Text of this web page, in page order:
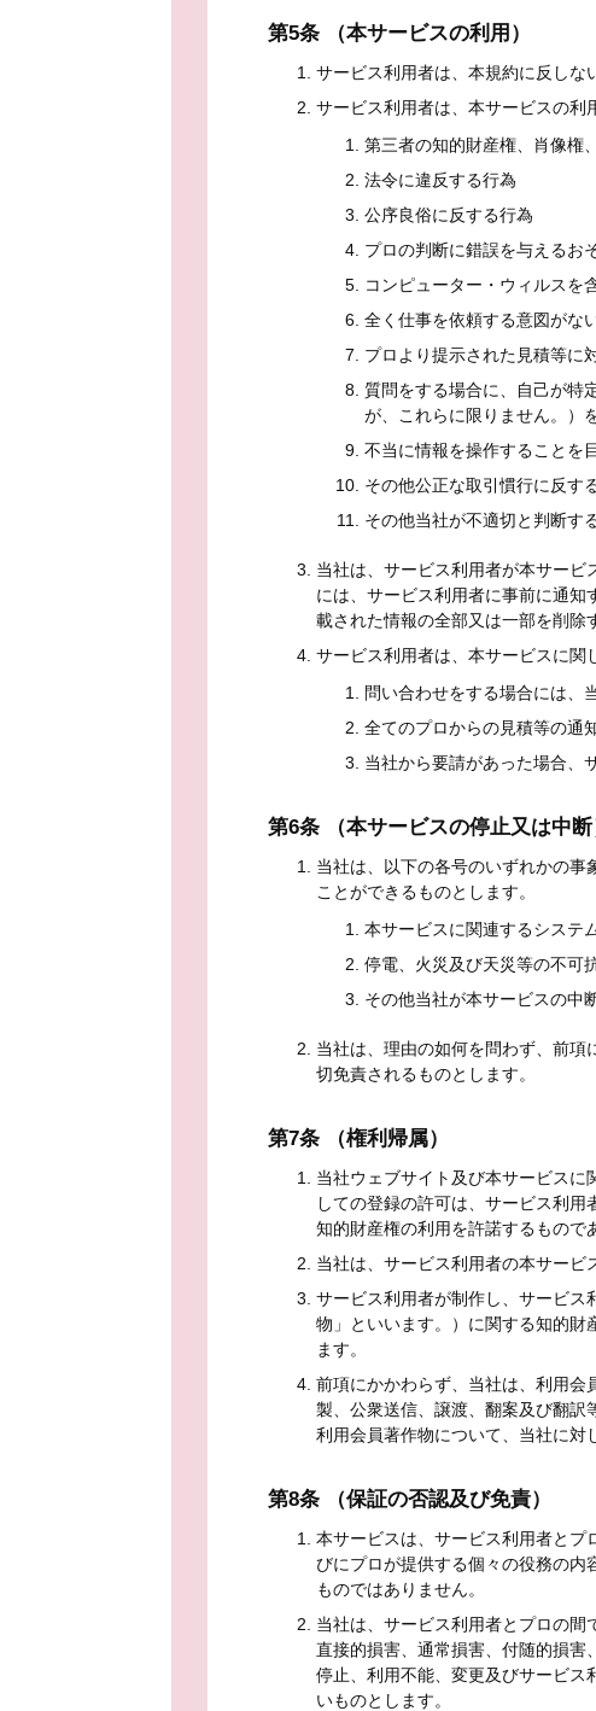
第5条 （本サービスの利用）
サービス利用者は、本規約に反しな
サービス利用者は、本サービスの利
第三者の知的財産権、肖像権
法令に違反する行為
公序良俗に反する行為
プロの判断に錯誤を与えるお
コンピューター・ウィルスを
全く仕事を依頼する意図がな
プロより提示された見積等に
質問をする場合に、自己が特
が、これらに限りません。）
不当に情報を操作することを
その他公正な取引慣行に反す
その他当社が不適切と判断す
当社は、サービス利用者が本サー
には、サービス利用者に事前に通
載された情報の全部又は一部を削除
サービス利用者は、本サービスに関
問い合わせをする場合には、
全てのプロからの見積等の通
当社から要請があった場合、
第6条 （本サービスの停止又は中断
当社は、以下の各号のいずれかの事
ことができるものとします。
本サービスに関連するシステ
停電、火災及び天災等の不可
その他当社が本サービスの中
当社は、理由の如何を問わず、前
切免責されるものとします。
第7条 （権利帰属）
当社ウェブサイト及び本サービスに
しての登録の許可は、サービス利
知的財産権の利用を許諾するもので
当社は、サービス利用者の本サービ
サービス利用者が制作し、サービス
物」といいます。）に関する知的財
ます。
前項にかかわらず、当社は、利用会
製、公衆送信、譲渡、翻案及び翻訳
利用会員著作物について、当社に対
第8条 （保証の否認及び免責）
本サービスは、サービス利用者とプ
びにプロが提供する個々の役務の内
ものではありません。
当社は、サービス利用者とプロの
直接的損害、通常損害、付随的損害
停止、利用不能、変更及びサービス
いものとします。